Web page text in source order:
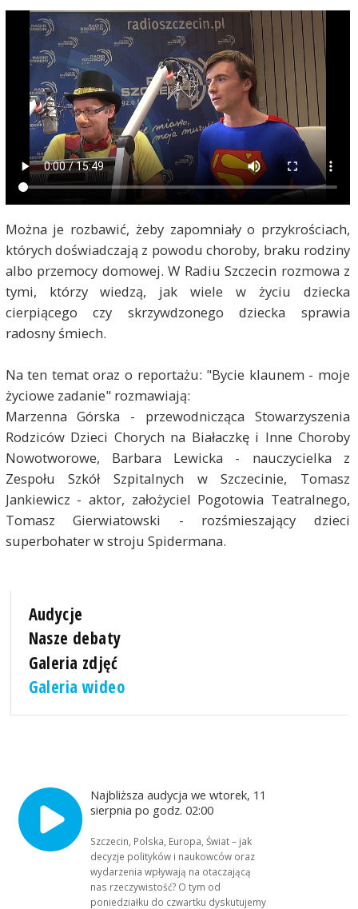
Można je rozbawić, żeby zapomniały o przykrościach,
których doświadczają z powodu choroby, braku rodziny
albo przemocy domowej. W Radiu Szczecin rozmowa z
tymi, którzy wiedzą, jak wiele w życiu dziecka
cierpiącego czy skrzywdzonego dziecka sprawia
radosny śmiech.
Na ten temat oraz o reportażu: "Bycie klaunem - moje
życiowe zadanie" rozmawiają:
Marzenna Górska - przewodnicząca Stowarzyszenia
Rodziców Dzieci Chorych na Białaczkę i Inne Choroby
Nowotworowe, Barbara Lewicka - nauczycielka z
Zespołu Szkół Szpitalnych w Szczecinie, Tomasz
Jankiewicz - aktor, założyciel Pogotowia Teatralnego,
Tomasz Gierwiatowski - rozśmieszający dzieci
superbohater w stroju Spidermana.
Audycje
Nasze debaty
Galeria zdjęć
Galeria wideo
Najbliższa audycja we wtorek, 11
sierpnia po godz. 02:00
Szczecin, Polska, Europa, Świat – jak
decyzje polityków i naukowców oraz
wydarzenia wpływają na otaczającą
nas rzeczywistość? O tym od
poniedziałku do czwartku dyskutujemy